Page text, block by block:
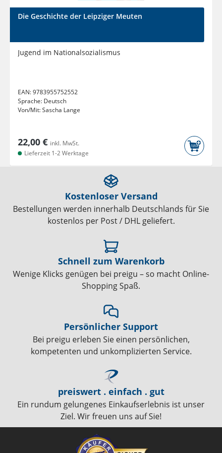
Die Geschichte der Leipziger Meuten
Jugend im Nationalsozialismus
EAN:9783955752552
Sprache: Deutsch
Von/Mit:Sascha Lange
22,00 € inkl. MwSt.
Lieferzeit 1-2 Werktage
Kostenloser Versand
Bestellungen werden innerhalb Deutschlands für Sie
kostenlos per Post / DHL geliefert.
Schnell zum Warenkorb
Wenige Klicks genügen bei preigu – so macht Online-
Shopping Spaß.
Persönlicher Support
Bei preigu erleben Sie einen persönlichen,
kompetenten und unkomplizierten Service.
preiswert . einfach . gut
Ein rundum gelungenes Einkaufserlebnis ist unser
Ziel. Wir freuen uns auf Sie!